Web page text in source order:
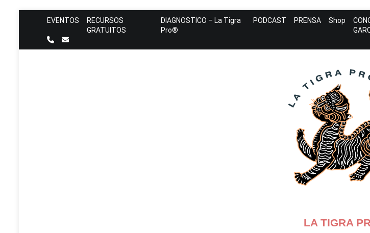
contenido
EVENTOS
RECURSOS
GRATUITOS
DIAGNOSTICO – La Tigra
Pro®
PODCAST PRENSA Shop
LA TIGRA